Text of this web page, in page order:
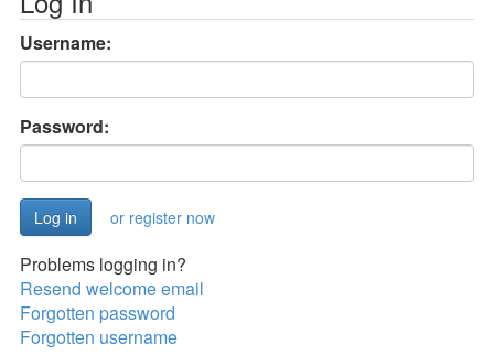
Username:
Password:
or register now
Problems logging in?
Resend welcome email
Forgotten password
Forgotten username